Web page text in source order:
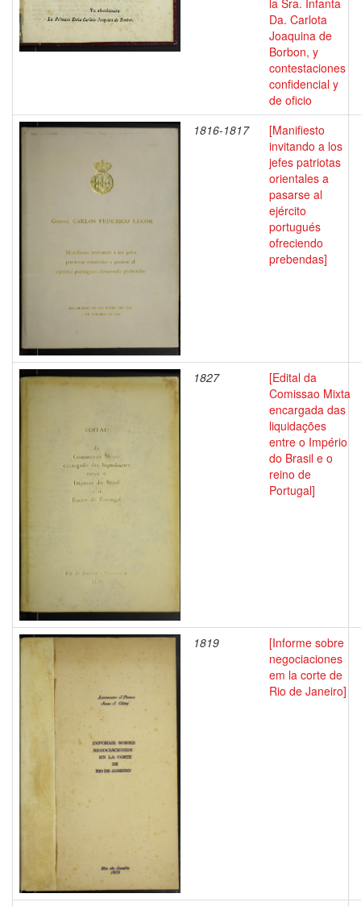
la Sra. Infanta
Da. Carlota
Joaquina de
Borbon, y
contestaciones
confidencial y
de oficio
1816-1817
[Manifiesto
invitando a los
jefes patriotas
orientales a
pasarse al
ejército
portugués
ofreciendo
prebendas]
1827
[Edital da
Comissao Mixta
encargada das
liquidações
entre o Império
do Brasil e o
reino de
Portugal]
1819
[Informe sobre
negociaciones
em la corte de
Rio de Janeiro]